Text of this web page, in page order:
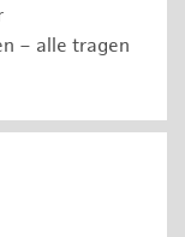
– alle tragen